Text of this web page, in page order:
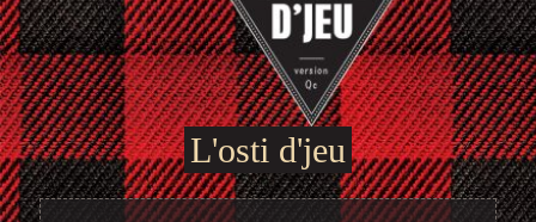
L'osti d'jeu